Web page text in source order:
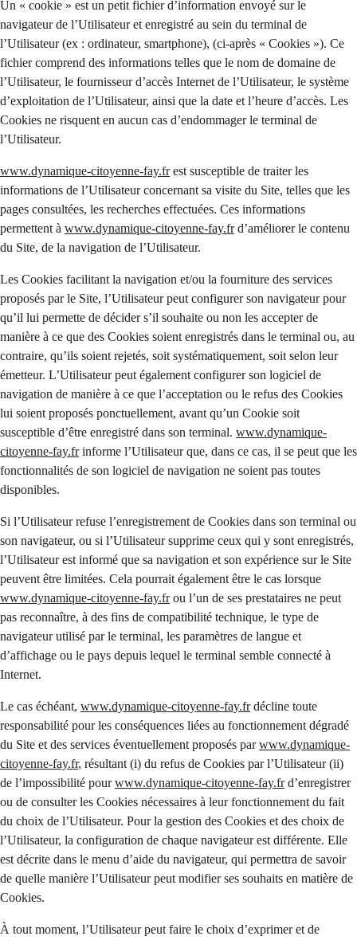
Un « cookie » est un petit fichier d’information envoyé sur le
navigateur de l’Utilisateur et enregistré au sein du terminal de
l’Utilisateur (ex : ordinateur, smartphone), (ci-après « Cookies »). Ce
fichier comprend des informations telles que le nom de domaine de
l’Utilisateur, le fournisseur d’accès Internet de l’Utilisateur, le système
d’exploitation de l’Utilisateur, ainsi que la date et l’heure d’accès. Les
Cookies ne risquent en aucun cas d’endommager le terminal de
l’Utilisateur.
www.dynamique-citoyenne-fay.frest susceptible de traiter les
informations de l’Utilisateur concernant sa visite du Site, telles que les
pages consultées, les recherches effectuées. Ces informations
permettent à www.dynamique-citoyenne-fay.frd’améliorer le contenu
du Site, de la navigation de l’Utilisateur.
Les Cookies facilitant la navigation et/ou la fourniture des services
proposés par le Site, l’Utilisateur peut configurer son navigateur pour
qu’il lui permette de décider s’il souhaite ou non les accepter de
manière à ce que des Cookies soient enregistrés dans le terminal ou, au
contraire, qu’ils soient rejetés, soit systématiquement, soit selon leur
émetteur. L’Utilisateur peut également configurer son logiciel de
navigation de manière à ce que l’acceptation ou le refus des Cookies
lui soient proposés ponctuellement, avant qu’un Cookie soit
susceptible d’être enregistré dans son terminal. www.dynamique-
citoyenne-fay.frinforme l’Utilisateur que, dans ce cas, il se peut que les
fonctionnalités de son logiciel de navigation ne soient pas toutes
disponibles.
Si l’Utilisateur refuse l’enregistrement de Cookies dans son terminal ou
son navigateur, ou si l’Utilisateur supprime ceux qui y sont enregistrés,
l’Utilisateur est informé que sa navigation et son expérience sur le Site
peuvent être limitées. Cela pourrait également être le cas lorsque
www.dynamique-citoyenne-fay.frou l’un de ses prestataires ne peut
pas reconnaître, à des fins de compatibilité technique, le type de
navigateur utilisé par le terminal, les paramètres de langue et
d’affichage ou le pays depuis lequel le terminal semble connecté à
Internet.
Le cas échéant, www.dynamique-citoyenne-fay.frdécline toute
responsabilité pour les conséquences liées au fonctionnement dégradé
du Site et des services éventuellement proposés parwww.dynamique-
citoyenne-fay.fr, résultant (i) du refus de Cookies par l’Utilisateur (ii)
de l’impossibilité pourwww.dynamique-citoyenne-fay.frd’enregistrer
ou de consulter les Cookies nécessaires à leur fonctionnement du fait
du choix de l’Utilisateur. Pour la gestion des Cookies et des choix de
l’Utilisateur, la configuration de chaque navigateur est différente. Elle
est décrite dans le menu d’aide du navigateur, qui permettra de savoir
de quelle manière l’Utilisateur peut modifier ses souhaits en matière de
Cookies.
À tout moment, l’Utilisateur peut faire le choix d’exprimer et de